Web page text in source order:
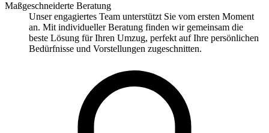
Maßgeschneiderte Beratung
Unser engagiertes Team unterstützt Sie vom ersten Moment
an. Mit individueller Beratung finden wir gemeinsam die
beste Lösung für Ihren Umzug, perfekt auf Ihre persönlichen
Bedürfnisse und Vorstellungen zugeschnitten.